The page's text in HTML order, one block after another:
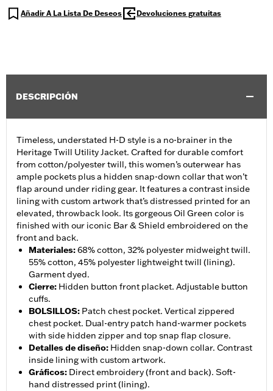
Añadir A La Lista De Deseos Devoluciones gratuitas
DESCRIPCIÓN
Timeless, understated H-D style is a no-brainer in the
Heritage Twill Utility Jacket. Crafted for durable comfort
from cotton/polyester twill, this women’s outerwear has
ample pockets plus a hidden snap-down collar that won’t
flap around under riding gear. It features a contrast inside
lining with custom artwork that’s distressed printed for an
elevated, throwback look. Its gorgeous Oil Green color is
finished with our iconic Bar & Shield embroidered on the
front and back.
Materiales:68% cotton, 32% polyester midweight twill.
55% cotton, 45% polyester lightweight twill (lining).
Garment dyed.
Cierre: Hidden button front placket. Adjustable button
cuffs.
BOLSILLOS: Patch chest pocket. Vertical zippered
chest pocket. Dual-entry patch hand-warmer pockets
with side hidden zipper and top snap flap closure.
Detalles de diseño: Hidden snap-down collar. Contrast
inside lining with custom artwork.
Gráficos: Direct embroidery (front and back). Soft-
hand distressed print (lining).